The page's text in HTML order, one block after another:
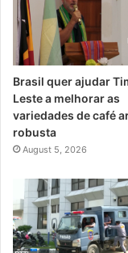
Brasil quer ajudar
Leste a melhorar as
variedades de café
robusta
August 5, 2026